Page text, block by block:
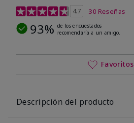
Calificación de clientes de 5 de 5
4.7 30 Reseñas
93% de los encuestados
recomendaría a un amigo.
Favoritos
Descripción del producto